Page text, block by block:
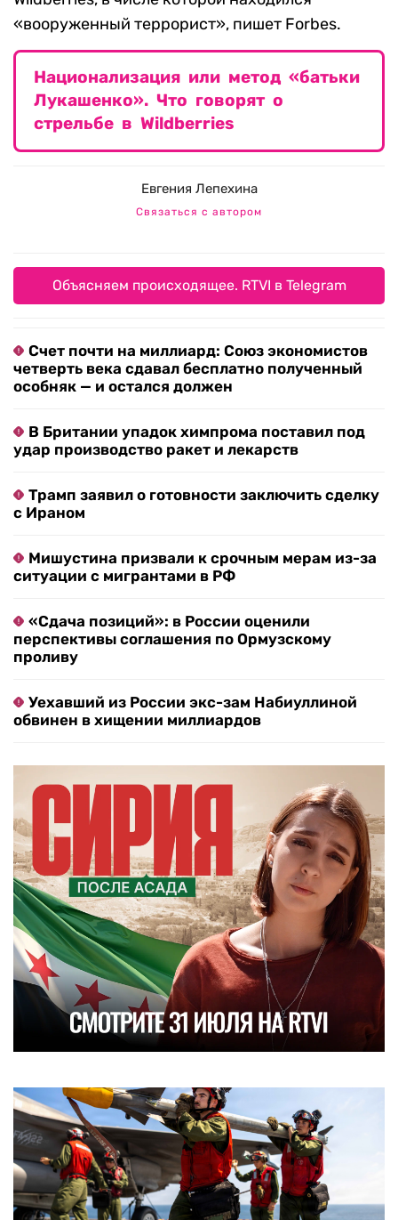
«вооруженный террорист», пишет Forbes.
Национализация или метод «батьки
Лукашенко». Что говорят о
стрельбе в Wildberries
Евгения Лепехина
Связаться с автором
Объясняем происходящее. RTVI в Telegram
Счет почти на миллиард: Союз экономистов
четверть века сдавал бесплатно полученный
особняк — и остался должен
В Британии упадок химпрома поставил под
удар производство ракет и лекарств
Трамп заявил о готовности заключить сделку
с Ираном
Мишустина призвали к срочным мерам из-за
ситуации с мигрантами в РФ
«Сдача позиций»: в России оценили
перспективы соглашения по Ормузскому
проливу
Уехавший из России экс-зам Набиуллиной
обвинен в хищении миллиардов